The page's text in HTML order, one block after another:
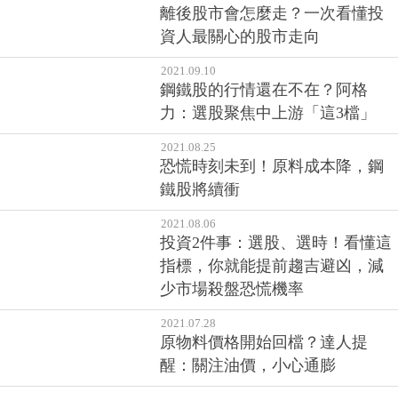
離後股市會怎麼走？一次看懂投
資人最關心的股市走向
2021.09.10
鋼鐵股的行情還在不在？阿格
力：選股聚焦中上游「這3檔」
2021.08.25
恐慌時刻未到！原料成本降，鋼
鐵股將續衝
2021.08.06
投資2件事：選股、選時！看懂這
指標，你就能提前趨吉避凶，減
少市場殺盤恐慌機率
2021.07.28
原物料價格開始回檔？達人提
醒：關注油價，小心通膨